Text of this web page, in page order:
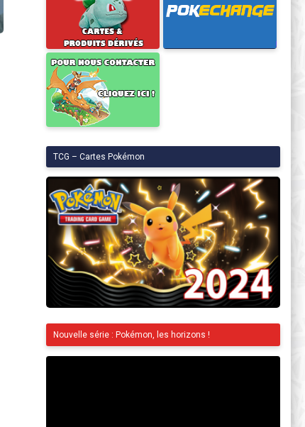
TCG – Cartes Pokémon
Nouvelle série : Pokémon, les horizons !